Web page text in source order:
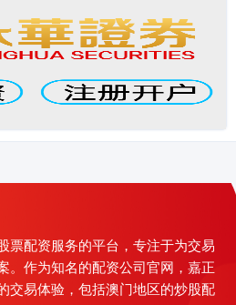
票配资服务的平台，专注于为交易
。作为知名的配资公司官网，嘉正
交易体验，包括澳门地区的炒股配